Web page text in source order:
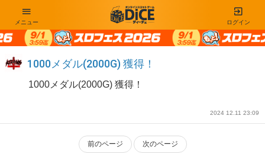
ログイン
メニュー
1000メダル(2000G) 獲得！
1000メダル(2000G) 獲得！
2024 12.11 23:09
前のページ 次のページ